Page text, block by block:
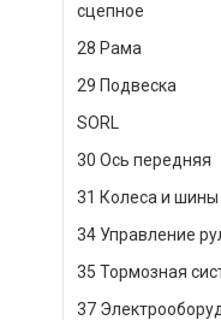
сцепное
28 Рама
29 Подвеска
SORL
30 Ось передняя
31 Колеса и шины
34 Управление
35 Тормозная
37